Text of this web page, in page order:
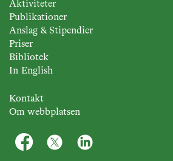
Aktiviteter
Publikationer
Anslag & Stipendier
Priser
Bibliotek
In English
Kontakt
Om webbplatsen